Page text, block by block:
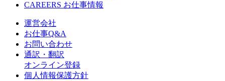
CAREERS お仕事情報
運営会社
お仕事Q&A
お問い合わせ
通訳・翻訳
オンライン登録
個人情報保護方針